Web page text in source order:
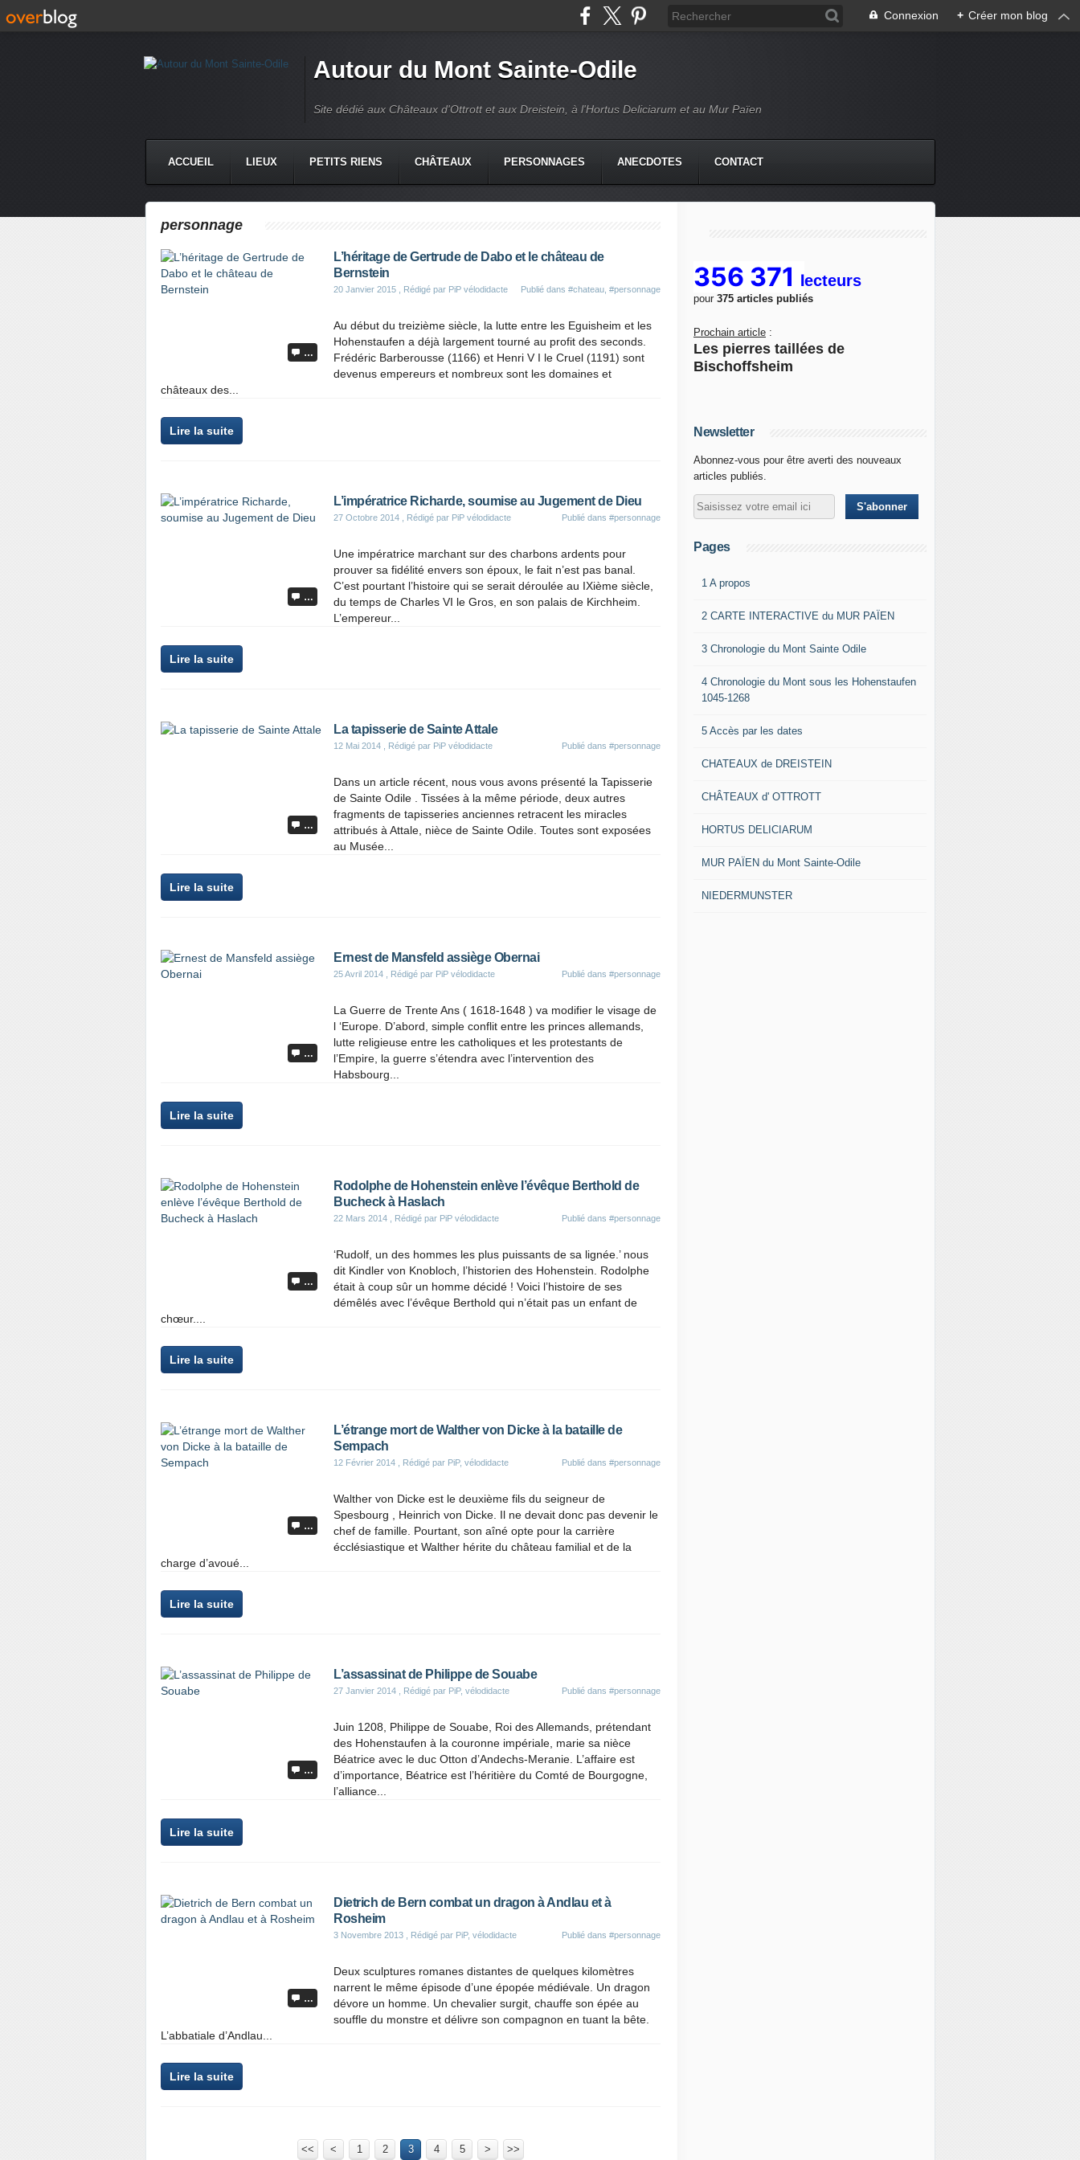
Connexion + Créer mon blog
Autour du Mont Sainte-Odile
Site dédié aux Châteaux d'Ottrott et aux Dreistein, à l'Hortus Deliciarum et au Mur Païen
ACCUEIL LIEUX PETITS RIENS CHÂTEAUX PERSONNAGES ANECDOTES CONTACT
personnage
…
L’héritage de Gertrude de Dabo et le château de
Bernstein
20 Janvier 2015 , Rédigé par PiP vélodidacte Publié dans #chateau #personnage
Au début du treizième siècle, la lutte entre les Eguisheim et les
Hohenstaufen a déjà largement tourné au profit des seconds.
Frédéric Barberousse (1166) et Henri V I le Cruel (1191) sont
devenus empereurs et nombreux sont les domaines et
châteaux des...
Lire la suite
…
L’impératrice Richarde, soumise au Jugement de Dieu
27 Octobre 2014 , Rédigé par PiP vélodidacte Publié dans #personnage
Une impératrice marchant sur des charbons ardents pour
prouver sa fidélité envers son époux, le fait n’est pas banal.
C’est pourtant l’histoire qui se serait déroulée au IXième siècle,
du temps de Charles VI le Gros, en son palais de Kirchheim.
L’empereur...
Lire la suite
…
La tapisserie de Sainte Attale
12 Mai 2014 , Rédigé par PiP vélodidacte Publié dans #personnage
Dans un article récent, nous vous avons présenté la Tapisserie
de Sainte Odile . Tissées à la même période, deux autres
fragments de tapisseries anciennes retracent les miracles
attribués à Attale, nièce de Sainte Odile. Toutes sont exposées
au Musée...
Lire la suite
…
Ernest de Mansfeld assiège Obernai
25 Avril 2014 , Rédigé par PiP vélodidacte Publié dans #personnage
La Guerre de Trente Ans ( 1618-1648 ) va modifier le visage de
l ‘Europe. D’abord, simple conflit entre les princes allemands,
lutte religieuse entre les catholiques et les protestants de
l’Empire, la guerre s’étendra avec l’intervention des
Habsbourg...
Lire la suite
…
Rodolphe de Hohenstein enlève l’évêque Berthold de
Bucheck à Haslach
22 Mars 2014 , Rédigé par PiP vélodidacte Publié dans #personnage
‘Rudolf, un des hommes les plus puissants de sa lignée.’ nous
dit Kindler von Knobloch, l’historien des Hohenstein. Rodolphe
était à coup sûr un homme décidé ! Voici l’histoire de ses
démêlés avec l’évêque Berthold qui n’était pas un enfant de
chœur....
Lire la suite
…
L’étrange mort de Walther von Dicke à la bataille de
Sempach
12 Février 2014 , Rédigé par PiP, vélodidacte Publié dans #personnage
Walther von Dicke est le deuxième fils du seigneur de
Spesbourg , Heinrich von Dicke. Il ne devait donc pas devenir le
chef de famille. Pourtant, son aîné opte pour la carrière
écclésiastique et Walther hérite du château familial et de la
charge d’avoué...
Lire la suite
…
L’assassinat de Philippe de Souabe
27 Janvier 2014 , Rédigé par PiP, vélodidacte Publié dans #personnage
Juin 1208, Philippe de Souabe, Roi des Allemands, prétendant
des Hohenstaufen à la couronne impériale, marie sa nièce
Béatrice avec le duc Otton d’Andechs-Meranie. L’affaire est
d’importance, Béatrice est l’héritière du Comté de Bourgogne,
l’alliance...
Lire la suite
…
Dietrich de Bern combat un dragon à Andlau et à
Rosheim
3 Novembre 2013 , Rédigé par PiP, vélodidacte Publié dans #personnage
Deux sculptures romanes distantes de quelques kilomètres
narrent le même épisode d’une épopée médiévale. Un dragon
dévore un homme. Un chevalier surgit, chauffe son épée au
souffle du monstre et délivre son compagnon en tuant la bête.
L’abbatiale d’Andlau...
Lire la suite
<< < 1 2 3 4 5 > >>
356 371 lecteurs
pour 375 articles publiés
Prochain article :
Les pierres taillées de
Bischoffsheim
Newsletter
Abonnez-vous pour être averti des nouveaux
articles publiés.
Pages
1 A propos
2 CARTE INTERACTIVE du MUR PAÏEN
3 Chronologie du Mont Sainte Odile
4 Chronologie du Mont sous les Hohenstaufen
1045-1268
5 Accès par les dates
CHATEAUX de DREISTEIN
CHÂTEAUX d' OTTROTT
HORTUS DELICIARUM
MUR PAÏEN du Mont Sainte-Odile
NIEDERMUNSTER